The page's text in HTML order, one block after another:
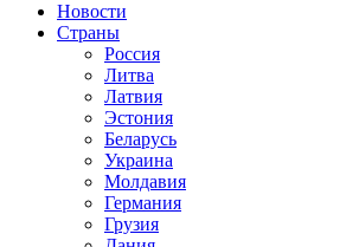
Новости
Страны
Россия
Литва
Латвия
Эстония
Беларусь
Украина
Молдавия
Германия
Грузия